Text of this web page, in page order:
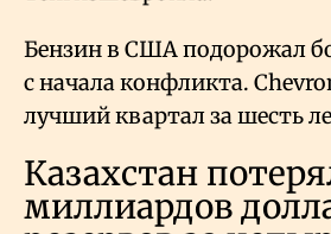
Бензин в США подорожал
с начала конфликта.
лучший квартал за шесть
Казахстан
миллиардов